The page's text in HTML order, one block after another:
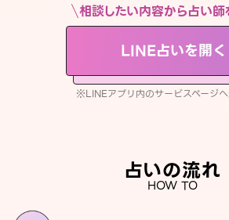
相談したい内容から占い師
LINE占いを開く
※LINEアプリ内のサービスページ
占いの流れ
HOW TO